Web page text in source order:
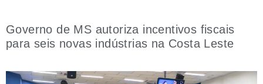
Governo de MS autoriza incentivos fiscais
para seis novas indústrias na Costa Leste